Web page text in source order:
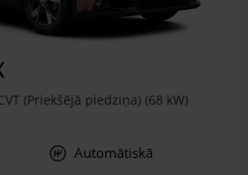
(Priekšējā piedziņa) (68 kW)
Automātiskā